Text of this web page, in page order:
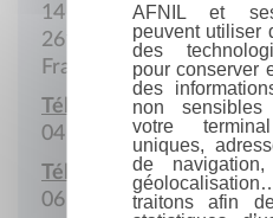
14 Rue de l'Ecureuil
26100 Romans-sur-Isère
France
Téléphone :
04 75 02 10 10
Téléphone portable :
06 98 17 14 21
AFNIL et
peuvent utiliser
des
pour conserver
des
non
votre
uniques,
de
traitons afin